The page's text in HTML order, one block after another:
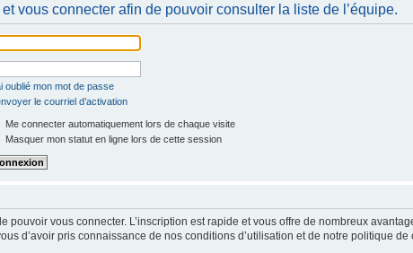
vous connecter afin de pouvoir consulter la liste de l’équipe.
oublié mon mot de passe
le courriel d’activation
Me connecter automatiquement lors de chaque visite
Masquer mon statut en ligne lors de cette session
pouvoir vous connecter. L’inscription est rapide et vous offre de nombreux
d’avoir pris connaissance de nos conditions d’utilisation et de notre politique